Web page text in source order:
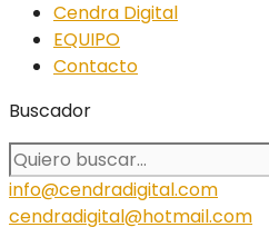
Cendra Digital
EQUIPO
Contacto
Buscador
info@cendradigital.com
cendradigital@hotmail.com